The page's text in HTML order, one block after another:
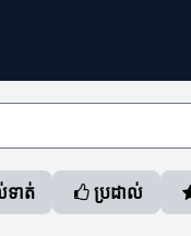
ទាត់ ប្រដាល់